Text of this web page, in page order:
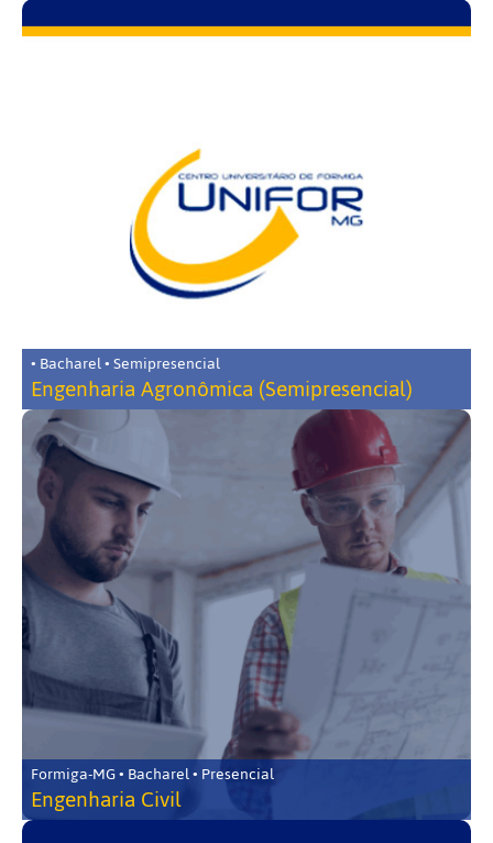
• Bacharel • Semipresencial
Engenharia Agronômica (Semipresencial)
Formiga-MG • Bacharel • Presencial
Engenharia Civil